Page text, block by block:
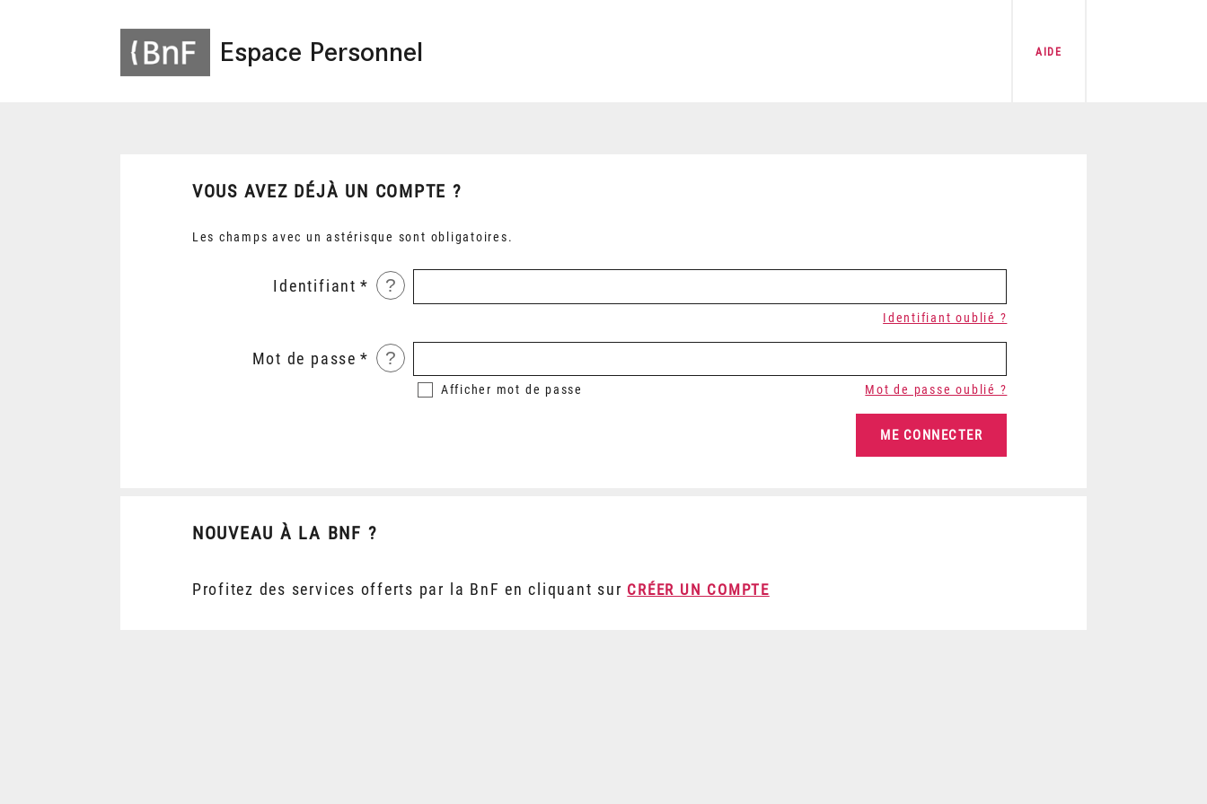
Espace Personnel AIDE
VOUS AVEZ DÉJÀ UN COMPTE ?
Les champs avec un astérisque sont obligatoires.
Identifiant ?
Identifiant oublié ?
Mot de passe ?
Afficher mot de passe Mot de passe oublié ?
NOUVEAU À LA BNF ?
Profitez des services offerts par la BnF en cliquant sur CRÉER UN COMPTE